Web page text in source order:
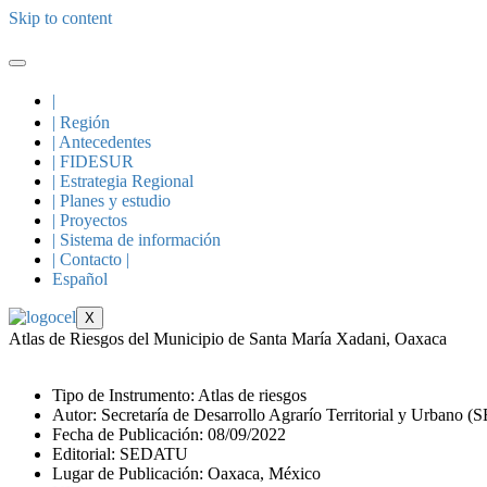
Skip to content
|
| Región
| Antecedentes
| FIDESUR
| Estrategia Regional
| Planes y estudio
| Proyectos
| Sistema de información
| Contacto |
Español
X
Atlas de Riesgos del Municipio de Santa María Xadani, Oaxaca
Tipo de Instrumento: Atlas de riesgos
Autor: Secretaría de Desarrollo Agrarío Territorial y Urbano
Fecha de Publicación: 08/09/2022
Editorial: SEDATU
Lugar de Publicación: Oaxaca, México